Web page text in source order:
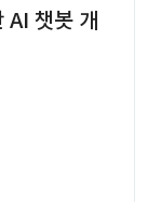
AI 챗봇 개